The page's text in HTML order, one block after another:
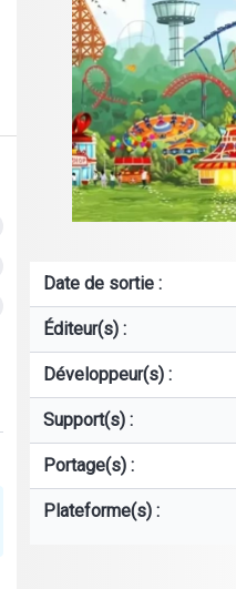
Date de sortie :
Éditeur(s) :
Développeur(s) :
Support(s) :
Portage(s) :
Plateforme(s) :